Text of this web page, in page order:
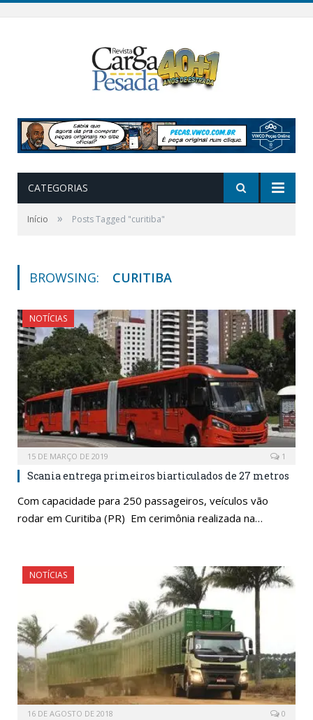
CATEGORIAS
Início » Posts Tagged "curitiba"
BROWSING: CURITIBA
NOTÍCIAS
15 DE MARÇO DE 2019 1
Scania entrega primeiros biarticulados de 27 metros
Com capacidade para 250 passageiros, veículos vão
rodar em Curitiba (PR) Em cerimônia realizada na…
NOTÍCIAS
16 DE AGOSTO DE 2018 0